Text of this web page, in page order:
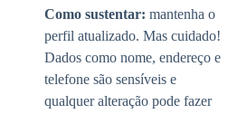
Como sustentar: mantenha o
perfil atualizado. Mas cuidado!
Dados como nome, endereço e
telefone são sensíveis e
qualquer alteração pode fazer